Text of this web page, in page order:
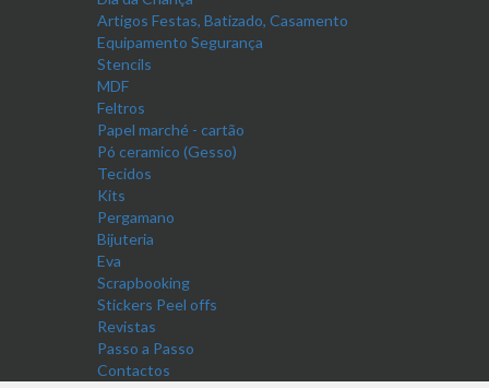
Artigos Festas, Batizado, Casamento
Equipamento Segurança
Stencils
MDF
Feltros
Papel marché - cartão
Pó ceramico (Gesso)
Tecidos
Kits
Pergamano
Bijuteria
Eva
Scrapbooking
Stickers Peel offs
Revistas
Passo a Passo
Contactos